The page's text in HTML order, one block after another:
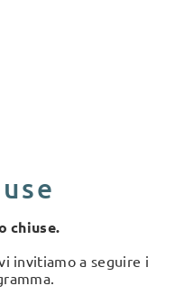
chiuse.
invitiamo a seguire i